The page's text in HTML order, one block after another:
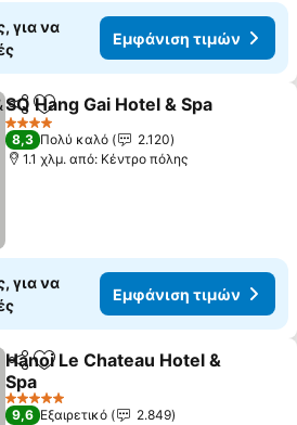
για να
Εμφάνιση τιμών
Κοινοποίηση
Προσθήκη στα αγαπημένα
SQ Hang Gai Hotel & Spa
4 Αστέρια
8,3 Πολύ καλό
2.120
1.1 χλμ. από: Κέντρο πόλης
για να
Εμφάνιση τιμών
Κοινοποίηση
Προσθήκη στα αγαπημένα
Hanoi Le Chateau Hotel &
Spa
5 Αστέρια
9,6 Εξαιρετικό
2.849